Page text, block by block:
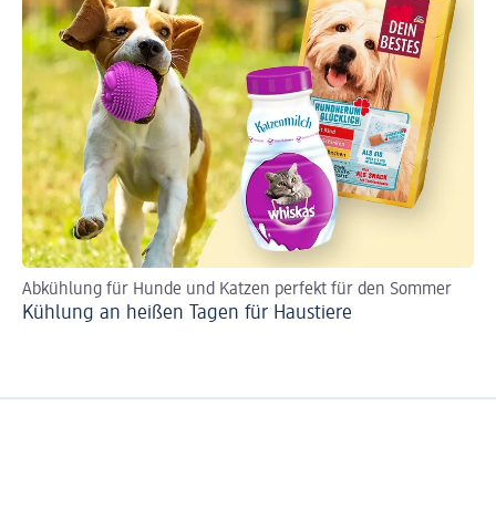
Abkühlung für Hunde und Katzen perfekt für den Sommer
Kühlung an heißen Tagen für Haustiere